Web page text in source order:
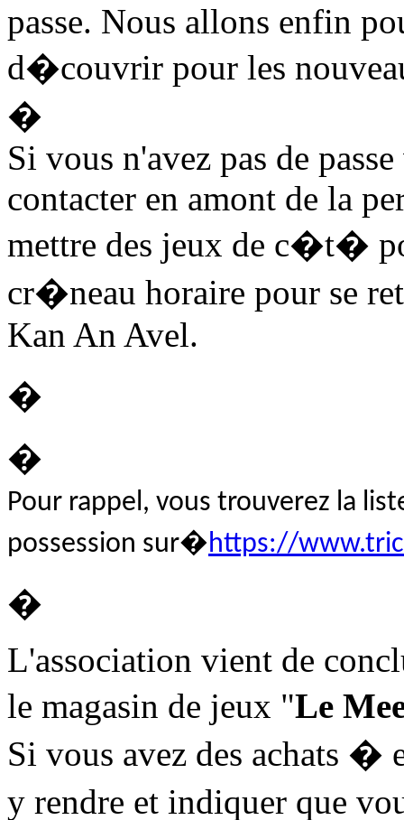
passe. Nous allons enfin
d�couvrir pour les
�
Si vous n'avez pas de
contacter en amont de la
mettre des jeux de c�t�
cr�neau horaire pour se
Kan An Avel.
�
�
Pour rappel, vous trouverez la
possession sur�https://
�
L'association vient de
le magasin de jeux "Le
Si vous avez des achats
y rendre et indiquer que